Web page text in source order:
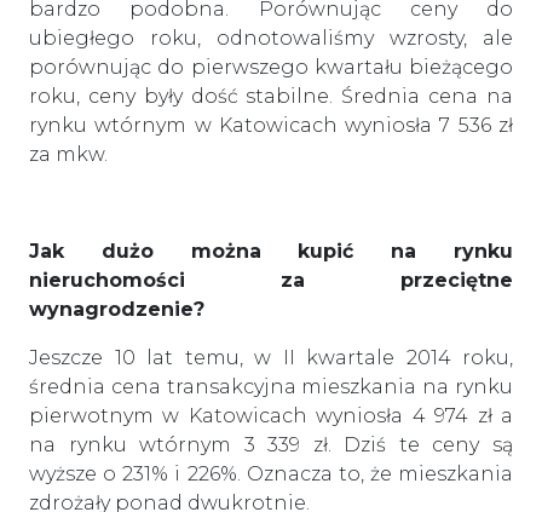
bardzo podobna. Porównując ceny do
ubiegłego roku, odnotowaliśmy wzrosty, ale
porównując do pierwszego kwartału bieżącego
roku, ceny były dość stabilne. Średnia cena na
rynku wtórnym w Katowicach wyniosła 7 536 zł
za mkw.
Jak dużo można kupić na rynku
nieruchomości za przeciętne
wynagrodzenie?
Jeszcze 10 lat temu, w II kwartale 2014 roku,
średnia cena transakcyjna mieszkania na rynku
pierwotnym w Katowicach wyniosła 4 974 zł a
na rynku wtórnym 3 339 zł. Dziś te ceny są
wyższe o 231% i 226%. Oznacza to, że mieszkania
zdrożały ponad dwukrotnie.